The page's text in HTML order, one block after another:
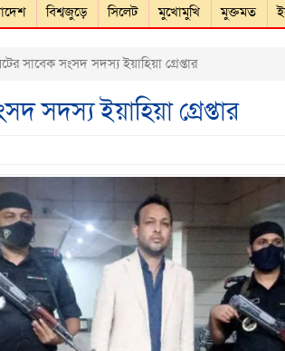
বিশ্বজুড়ে সিলেট মুখোমুখি মুক্তমত
সাবেক সংসদ সদস্য ইয়াহিয়া গ্রেপ্তার
সদস্য ইয়াহিয়া গ্রেপ্তার